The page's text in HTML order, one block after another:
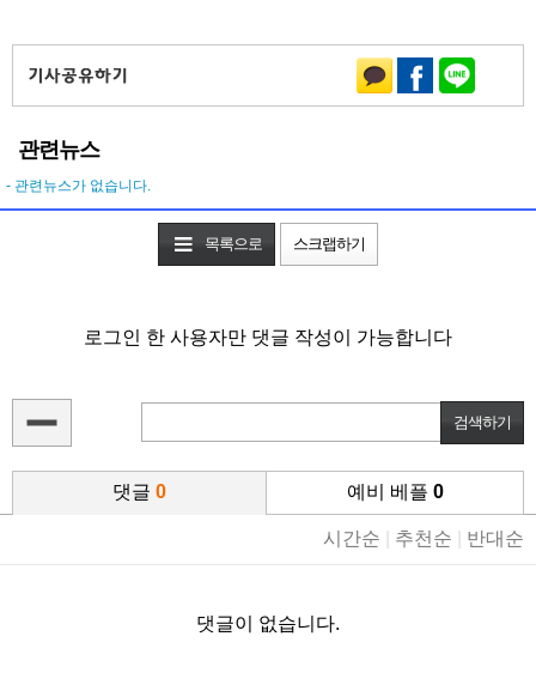
관련뉴스
- 관련뉴스가 없습니다.
목록으로 스크랩하기
로그인 한 사용자만 댓글 작성이 가능합니다
댓글 0 예비 베플 0
시간순 추천순 반대순
댓글이 없습니다.